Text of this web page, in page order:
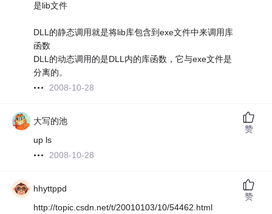
是lib文件
DLL的静态调用就是将lib库包含到exe文件中来调用库
函数
DLL的动态调用的是DLL内的库函数，它与exe文件是
分离的。
2008-10-28
大写的池
up ls
2008-10-28
赞
hhyttppd
http://topic.csdn.net/t/20010103/10/54462.html
赞